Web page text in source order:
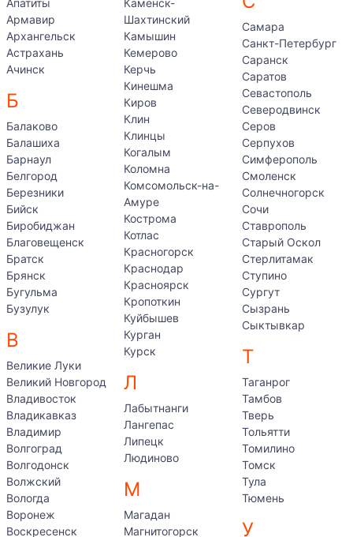
в магазинах,
на производстве,
на фабриках,
такелажные работы на заводах.
Экономичность тельфера обусловлена
ремонтопригодностью и небольшой мощностью.
Приобретение электротельфера 0,5 т станет
отличным решением для оснащения любого
предприятия.
Апатиты
Армавир
Архангельск
Астрахань
Ачинск
Б
Балаково
Балашиха
Барнаул
Белгород
Березники
Бийск
Биробиджан
Благовещенск
Братск
Брянск
Бугульма
Бузулук
В
Великие Луки
Великий Новгород
Владивосток
Владикавказ
Владимир
Волгоград
Волгодонск
Волжский
Вологда
Воронеж
Воскресенск
Каменск-
Шахтинский
Камышин
Кемерово
Керчь
Кинешма
Киров
Клин
Клинцы
Когалым
Коломна
Комсомольск-на-
Амуре
Кострома
Котлас
Красногорск
Краснодар
Красноярск
Кропоткин
Куйбышев
Курган
Курск
Л
Лабытнанги
Лангепас
Липецк
Людиново
М
Магадан
Магнитогорск
Самара
Санкт-Петербург
Саранск
Саратов
Севастополь
Северодвинск
Серов
Серпухов
Симферополь
Смоленск
Солнечногорск
Сочи
Ставрополь
Старый Оскол
Стерлитамак
Ступино
Сургут
Сызрань
Сыктывкар
Т
Таганрог
Тамбов
Тверь
Тольятти
Томилино
Томск
Тула
Тюмень
У